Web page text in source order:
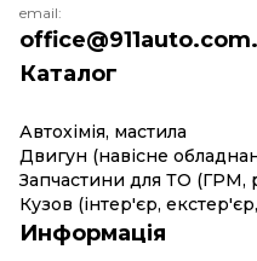
Каталог
Автохімія, мастила
Двигун (навісне
Запчастини для ТО (ГРМ,
Кузов (інтер'єр,
Информація
email: